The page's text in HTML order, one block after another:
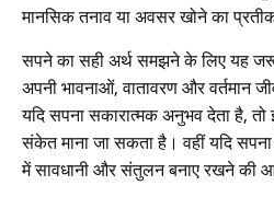
मानसिक तनाव या अवसर खोने का
सपने का सही अर्थ समझने के लिए यह
अपनी भावनाओं, वातावरण और वर्तमान
यदि सपना सकारात्मक अनुभव देता है,
संकेत माना जा सकता है। वहीं यदि
में सावधानी और संतुलन बनाए रखने की